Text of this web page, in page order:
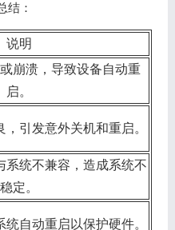
结：
说明
崩溃，导致设备自动重
启。
引发意外关机和重启。
系统不兼容，造成系统不
稳定。
自动重启以保护硬件。